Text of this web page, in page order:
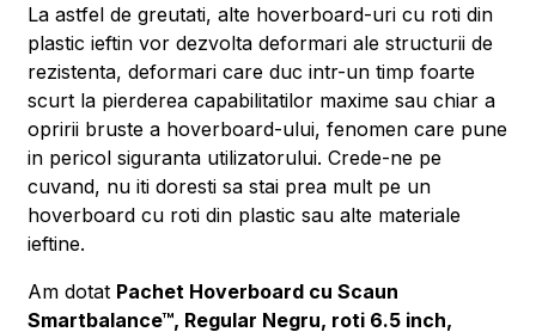
La astfel de greutati, alte hoverboard-uri cu roti din
plastic ieftin vor dezvolta deformari ale structurii de
rezistenta, deformari care duc intr-un timp foarte
scurt la pierderea capabilitatilor maxime sau chiar a
opririi bruste a hoverboard-ului, fenomen care pune
in pericol siguranta utilizatorului. Crede-ne pe
cuvand, nu iti doresti sa stai prea mult pe un
hoverboard cu roti din plastic sau alte materiale
ieftine.
Am dotat Pachet Hoverboard cu Scaun
Smartbalance™, Regular Negru, roti 6.5 inch,